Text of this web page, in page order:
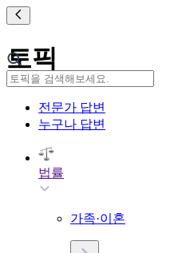
토픽
전문가 답변
누구나 답변
법률
가족·이혼